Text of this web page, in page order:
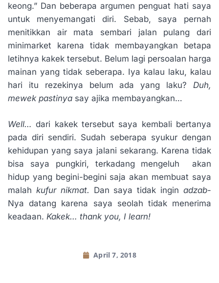
keong.” Dan beberapa argumen penguat hati saya
untuk menyemangati diri. Sebab, saya pernah
menitikkan air mata sembari jalan pulang dari
minimarket karena tidak membayangkan betapa
letihnya kakek tersebut. Belum lagi persoalan harga
mainan yang tidak seberapa. Iya kalau laku, kalau
hari itu rezekinya belum ada yang laku? Duh,
mewek pastinya say ajika membayangkan…
Well… dari kakek tersebut saya kembali bertanya
pada diri sendiri. Sudah seberapa syukur dengan
kehidupan yang saya jalani sekarang. Karena tidak
bisa saya pungkiri, terkadang mengeluh akan
hidup yang begini-begini saja akan membuat saya
malah kufur nikmat. Dan saya tidak inginadzab-
Nya datang karena saya seolah tidak menerima
keadaan. Kakek… thank you, I learn!
April 7, 2018